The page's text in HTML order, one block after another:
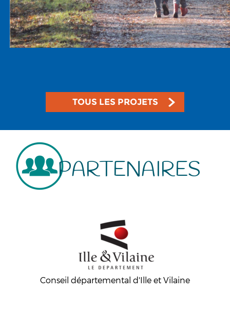
TOUS LES PROJETS
PARTENAIRES
Conseil départemental d'Ille et Vilaine